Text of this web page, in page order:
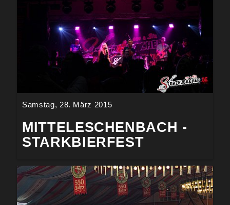
Samstag, 28. März 2015
MITTELESCHENBACH -
STARKBIERFEST